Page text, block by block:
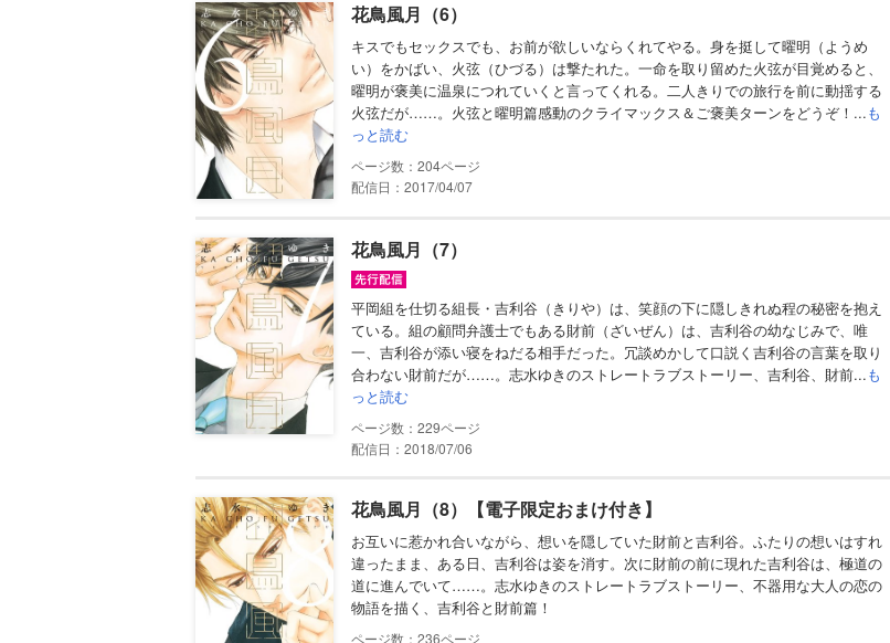
花鳥風月（6）
キスでもセックスでも、お前が欲しいならくれてやる。身を挺して曜明（ようめ
い）をかばい、火弦（ひづる）は撃たれた。一命を取り留めた火弦が目覚めると、
曜明が褒美に温泉につれていくと言ってくれる。二人きりでの旅行を前に動揺する
火弦だが……。火弦と曜明篇感動のクライマックス＆ご褒美ターンをどうぞ！...も
っと読む
204
配信日：2017/04/07
花鳥風月（7）
平岡組を仕切る組長・吉利谷（きりや）は、笑顔の下に隠しきれぬ程の秘密を抱え
ている。組の顧問弁護士でもある財前（ざいぜん）は、吉利谷の幼なじみで、唯
一、吉利谷が添い寝をねだる相手だった。冗談めかして口説く吉利谷の言葉を取り
合わない財前だが……。志水ゆきのストレートラブストーリー、吉利谷、財前...も
っと読む
229
配信日：2018/07/06
花鳥風月（8）【電子限定おまけ付き】
お互いに惹かれ合いながら、想いを隠していた財前と吉利谷。ふたりの想いはすれ
違ったまま、ある日、吉利谷は姿を消す。次に財前の前に現れた吉利谷は、極道の
道に進んでいて……。志水ゆきのストレートラブストーリー、不器用な大人の恋の
物語を描く、吉利谷と財前篇！
236